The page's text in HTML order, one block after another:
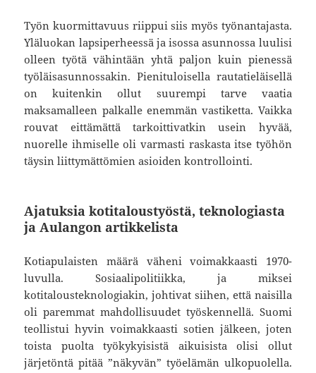
Työn kuormittavuus riippui siis myös työnantajasta.
Yläluokan lapsiperheessä ja isossa asunnossa luulisi
olleen työtä vähintään yhtä paljon kuin pienessä
työläisasunnossakin. Pienituloisella rautatieläisellä
on kuitenkin ollut suurempi tarve vaatia
maksamalleen palkalle enemmän vastiketta. Vaikka
rouvat eittämättä tarkoittivatkin usein hyvää,
nuorelle ihmiselle oli varmasti raskasta itse työhön
täysin liittymättömien asioiden kontrollointi.
Ajatuksia kotitaloustyöstä, teknologiasta
ja Aulangon artikkelista
Kotiapulaisten määrä väheni voimakkaasti 1970-
luvulla. Sosiaalipolitiikka, ja miksei
kotitalousteknologiakin, johtivat siihen, että naisilla
oli paremmat mahdollisuudet työskennellä. Suomi
teollistui hyvin voimakkaasti sotien jälkeen, joten
toista puolta työkykyisistä aikuisista olisi ollut
järjetöntä pitää ”näkyvän” työelämän ulkopuolella.